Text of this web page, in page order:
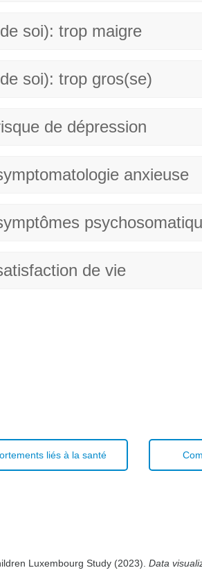
soi): trop maigre
soi): trop gros(se)
de dépression
anxieuse
de vie
liés à la santé
Luxembourg Study (2023). Data